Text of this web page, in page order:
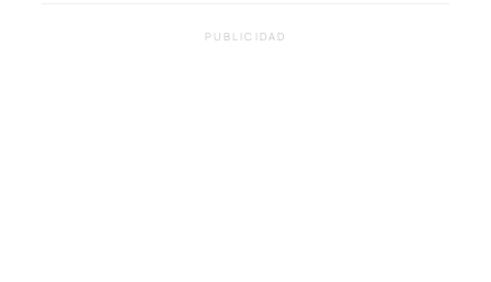
PUBLICIDAD